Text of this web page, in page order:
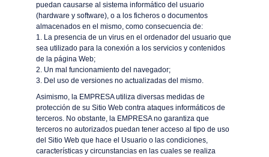
puedan causarse al sistema informático del usuario
(hardware y software), o a los ficheros o documentos
almacenados en el mismo, como consecuencia de:
1. La presencia de un virus en el ordenador del usuario que
sea utilizado para la conexión a los servicios y contenidos
de la página Web;
2. Un mal funcionamiento del navegador;
3. Del uso de versiones no actualizadas del mismo.
Asimismo, la EMPRESA utiliza diversas medidas de
protección de su Sitio Web contra ataques informáticos de
terceros. No obstante, la EMPRESA no garantiza que
terceros no autorizados puedan tener acceso al tipo de uso
del Sitio Web que hace el Usuario o las condiciones,
características y circunstancias en las cuales se realiza